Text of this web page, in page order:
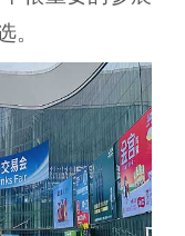
。